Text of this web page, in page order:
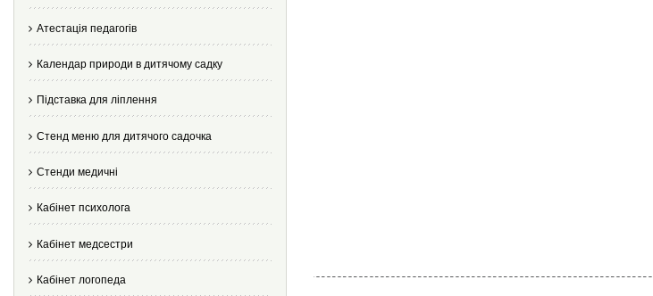
Атестація педагогів
Календар природи в дитячому садку
Підставка для ліплення
Стенд меню для дитячого садочка
Стенди медичні
Кабінет психолога
Кабінет медсестри
Кабінет логопеда